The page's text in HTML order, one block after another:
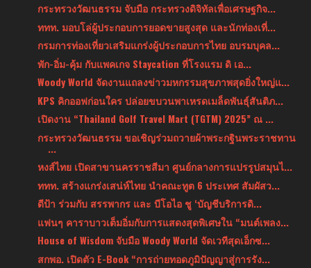
กระทรวงวัฒนธรรม จับมือ กระทรวงดิจิทัลเพื่อเศรษฐกิจ...
ททท. มอบโล่ผู้ประกอบการยอดขายสูงสุด และนักท่องเที่...
กรมการท่องเที่ยวเสริมแกร่งผู้ประกอบการไทย อบรมบุคล...
พัก-อิ่ม-คุ้ม กับแพคเกจ Staycation ที่โรงแรม ดิ เอ...
Woody World จัดงานแถลงข่าวมหกรรมสุขภาพสุดยิ่งใหญ่แ...
KPS คิกออฟก่อนใคร ปล่อยขบวนพาเหรดเมล็ดพันธุ์สันติภ...
เปิดงาน “Thailand Golf Travel Mart (TGTM) 2025” ณ ...
กระทรวงวัฒนธรรม ขอเชิญร่วมถวายผ้าพระกฐินพระราชทาน
...
หงส์ไทย เปิดสาขานครราชสีมา ศูนย์กลางการแปรรูปสมุนไ...
ททท. สร้างแกร่งเสน่ห์ไทย นำคณะทูต 6 ประเทศ สัมผัสว...
ดีป้า ร่วมกับ สรรพากร และ บีโอไอ ชู ‘บัญชีบริการดิ...
แฟนๆ คาราบาวเต็มอิ่มกับการแสดงสุดพิเศษใน “มนต์เพลง...
House of Wisdom จับมือ Woody World จัดเวทีสุดเอ็กซ...
สกพอ. เปิดตัว E-Book “การถ่ายทอดภูมิปัญญาสู่การรัง...